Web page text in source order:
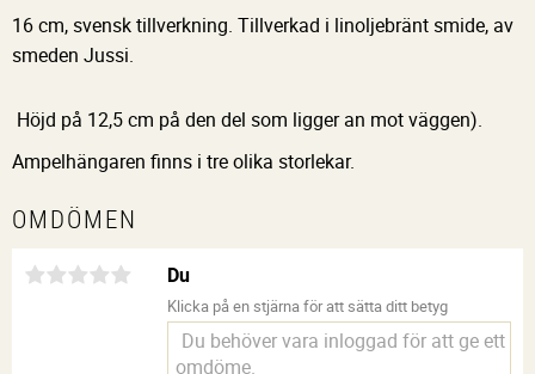
16 cm, svensk tillverkning. Tillverkad i linoljebränt smide, av
smeden Jussi.
Höjd på 12,5 cm på den del som ligger an mot väggen).
Ampelhängaren finns i tre olika storlekar.
OMDÖMEN
Du
Klicka på en stjärna för att sätta ditt betyg